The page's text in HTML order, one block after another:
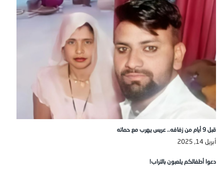
قبل 9 أيام من زفافه.. عريس يهرب مع حماته
أبريل 14, 2025
دعوا أطفالكم يلعبون بالتراب!